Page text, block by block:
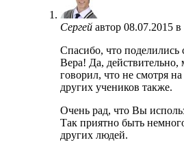
Сергей автор 08.07.2015
Спасибо, что поделились
Вера! Да, действительно,
говорил, что не смотря
других учеников также.
Очень рад, что Вы
Так приятно быть
других людей.